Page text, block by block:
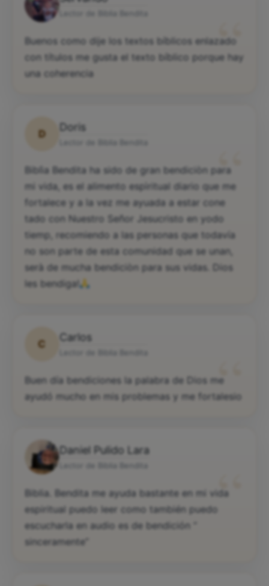
“
Buenos como dije los textos bíblicos enlazado
con títulos me gusta el texto bíblico porque hay
una coherencia
D
Doris
“
Biblìa Bendita ha sido de gran bendiciòn para
mi vida, es el alimento espìritual diario que me
fortalece y a la vez me ayuada a estar cone
tado con Nuestro Señor Jesucristo en yodo
tiemp, recomiendo a las personas que todavía
no son parte de esta comunidad que se unan,
serà de mucha bendiciòn para sus vidas. Dios
les bendiga!
C
Carlos
“
Buen día bendiciones la palabra de Dios me
ayudó mucho en mis problemas y me fortalesio
Daniel Pulido Lara
“
Biblia. Bendita me ayuda bastante en mi vida
espiritual puedo leer como también puedo
escucharla en audio es de bendición “
sinceramente”